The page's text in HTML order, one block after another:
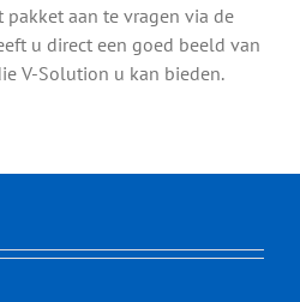
aan te vragen via de
u direct een goed beeld van
V-Solution u kan bieden.